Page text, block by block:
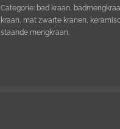
Categorie: bad kraan,
kraan, mat zwarte kranen,
staande mengkraan.